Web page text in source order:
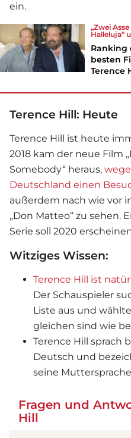
ein.
„Zwei
Halleluja“
Ranking
besten
Terence
Terence Hill: Heute
Terence Hill ist heute
2018 kam der neue Film
Somebody“ heraus,
Deutschland einen
außerdem nach wie vor
„Don Matteo“ zu sehen.
Serie soll 2020
Witziges Wissen:
Terence Hill ist
Der Schauspieler
Liste aus und
gleichen sind wie
Terence Hill sprach
Deutsch und
seine
Fragen und
Hill